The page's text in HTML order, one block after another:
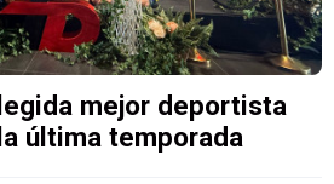
mejor deportista
última temporada